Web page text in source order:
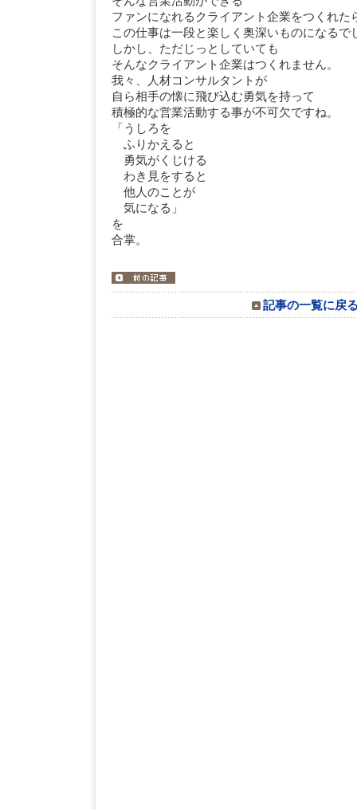
ファンになれるクライアント企業をつくれた
この仕事は一段と楽しく奥深いものになるで
しかし、ただじっとしていても
そんなクライアント企業はつくれません。
我々、人材コンサルタントが
自ら相手の懐に飛び込む勇気を持って
積極的な営業活動する事が不可欠ですね。
「うしろを
ふりかえると
勇気がくじける
わき見をすると
他人のことが
気になる
を
合掌。
記事の一覧に戻